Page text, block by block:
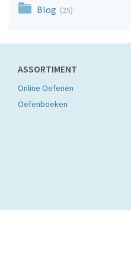
Blog (25)
ASSORTIMENT
Online Oefenen
Oefenboeken